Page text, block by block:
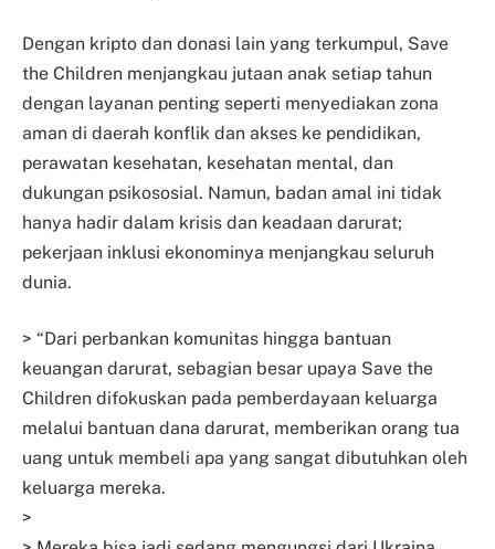
Dengan kripto dan donasi lain yang terkumpul, Save
the Children menjangkau jutaan anak setiap tahun
dengan layanan penting seperti menyediakan zona
aman di daerah konflik dan akses ke pendidikan,
perawatan kesehatan, kesehatan mental, dan
dukungan psikososial. Namun, badan amal ini tidak
hanya hadir dalam krisis dan keadaan darurat;
pekerjaan inklusi ekonominya menjangkau seluruh
dunia.
> “Dari perbankan komunitas hingga bantuan
keuangan darurat, sebagian besar upaya Save the
Children difokuskan pada pemberdayaan keluarga
melalui bantuan dana darurat, memberikan orang tua
uang untuk membeli apa yang sangat dibutuhkan oleh
keluarga mereka.
>